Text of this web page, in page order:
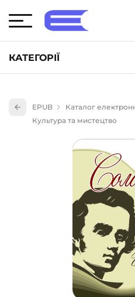
КАТЕГОРІЇ
Книги для дітей (836)
Науково-популярна
Навчальна література та
Енциклопедії, довідники,
Подарункові сертифікати
EPUB
Каталог
Культура та мистецтво